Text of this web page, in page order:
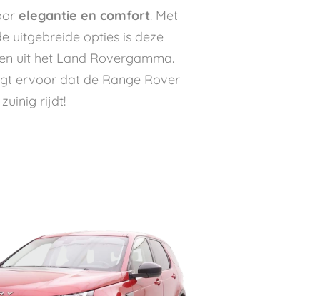
elegantie en comfort. Met
uitgebreide opties is deze
uit het Land Rovergamma.
ervoor dat de Range Rover
rijdt!